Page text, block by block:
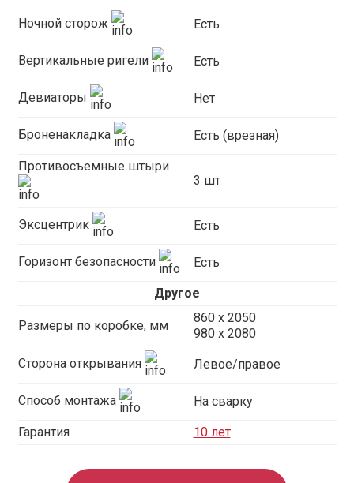
Ночной сторож Есть
Вертикальные ригели Есть
Девиаторы Нет
Броненакладка Есть (врезная)
Противосъемные штыри
3 шт
Эксцентрик Есть
Горизонт безопасности Есть
Другое
Размеры по коробке, мм
860 х 2050
980 x 2080
Сторона открывания Левое/правое
Способ монтажа На сварку
Гарантия 10 лет